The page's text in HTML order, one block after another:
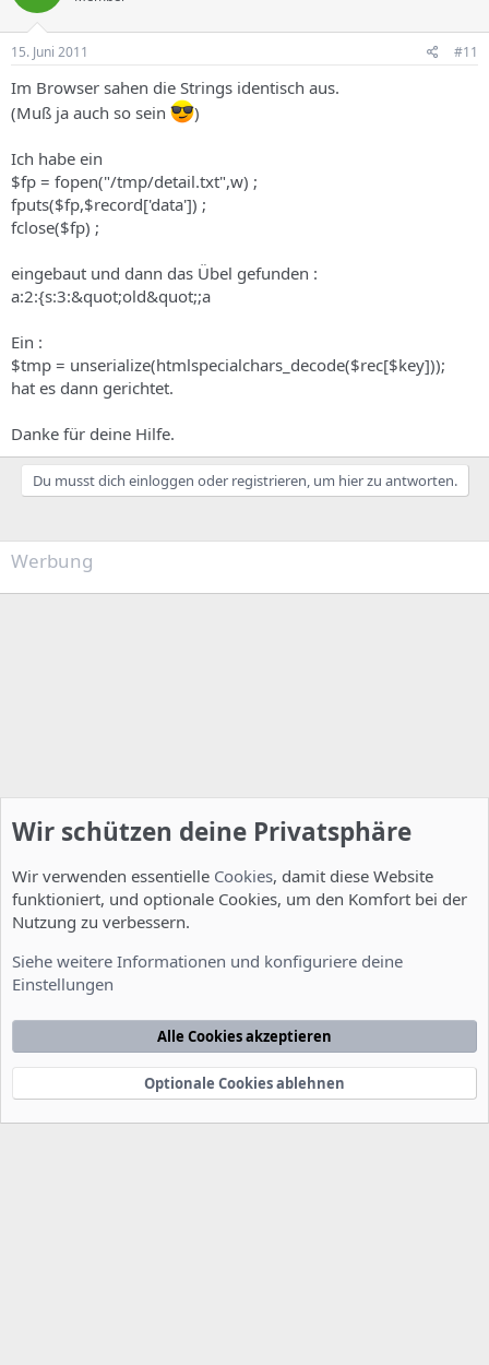
15. Juni 2011 #11
Im Browser sahen die Strings identisch aus.
(Muß ja auch so sein
)
Ich habe ein
$fp = fopen("/tmp/detail.txt",w) ;
fputs($fp,$record['data']) ;
fclose($fp) ;
eingebaut und dann das Übel gefunden :
a:2:{s:3:&quot;old&quot;;a
Ein :
$tmp = unserialize(htmlspecialchars_decode($rec[$key]));
hat es dann gerichtet.
Danke für deine Hilfe.
Du musst dich einloggen oder registrieren, um hier zu antworten.
Werbung
Nutzungsbedingungen Datenschutzerklärung
Startseite
e
Community platform by XenForo® © 2010-2022 XenForo Ltd.
xenDach©2010-2014
Wir schützen deine Privatsphäre
Wir verwenden essentielle Cookies, damit diese Website
funktioniert, und optionale Cookies, um den Komfort bei der
Nutzung zu verbessern.
Siehe weitere Informationen und konfiguriere deine
Einstellungen
Alle Cookies akzeptieren
Optionale Cookies ablehnen